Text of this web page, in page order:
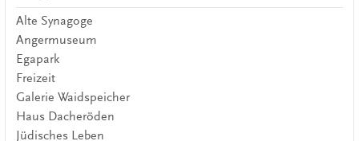
Alte Synagoge
Angermuseum
Egapark
Freizeit
Galerie Waidspeicher
Haus Dacheröden
Jüdisches Leben